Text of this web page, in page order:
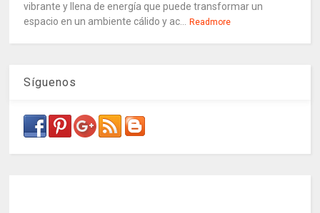
vibrante y llena de energía que puede transformar un
espacio en un ambiente cálido y ac... Readmore
Síguenos